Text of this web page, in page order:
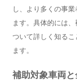
し、より多くの事
ます。具体的には
ついて詳しく知る
ます。
補助対象車両と